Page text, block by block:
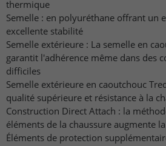
thermique
Semelle : en polyuréthane offrant un
excellente stabilité
Semelle extérieure : La semelle en
garantit l'adhérence même dans des
difficiles
Semelle extérieure en caoutchouc
qualité supérieure et résistance à la
Construction Direct Attach : la
éléments de la chaussure augmente
Éléments de protection